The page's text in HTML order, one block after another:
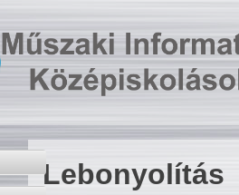
Lebonyolítás